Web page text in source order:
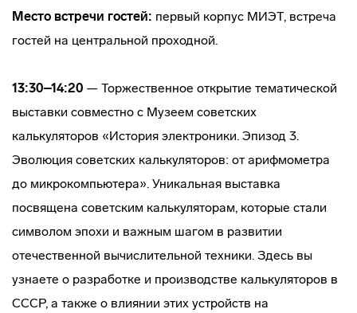
Место встречи гостей: первый корпус МИЭТ, встреча
гостей на центральной проходной.
13:30–14:20 — Торжественное открытие тематической
выставки совместно с Музеем советских
калькуляторов «История электроники. Эпизод 3.
Эволюция советских калькуляторов: от арифмометра
до микрокомпьютера». Уникальная выставка
посвящена советским калькуляторам, которые стали
символом эпохи и важным шагом в развитии
отечественной вычислительной техники. Здесь вы
узнаете о разработке и производстве калькуляторов в
СССР, а также о влиянии этих устройств на